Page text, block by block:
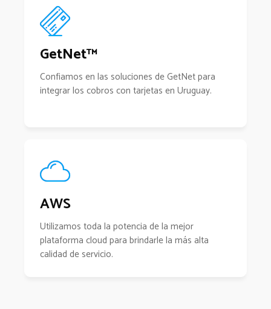
GetNet™
Confiamos en las soluciones de GetNet para
integrar los cobros con tarjetas en Uruguay.
AWS
Utilizamos toda la potencia de la mejor
plataforma cloud para brindarle la más alta
calidad de servicio.